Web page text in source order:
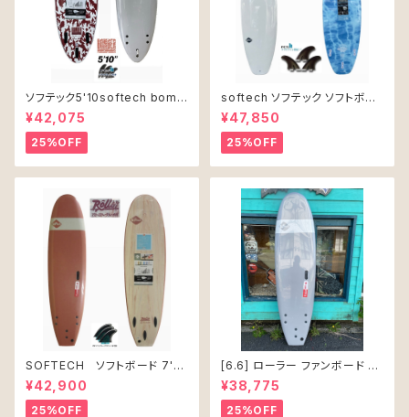
ソフテック5'10softech bomb
er ソフトボード
¥42,075
25%OFF
softech ソフテック ソフトボー
ド Lil Ripper リル リッパー
[6’0”] 40L
¥47,850
25%OFF
SOFTECH ソフトボード 7'0"
ROLLER CLAY
¥42,900
25%OFF
[6.6] ローラー ファンボード ソ
フテック
¥38,775
25%OFF